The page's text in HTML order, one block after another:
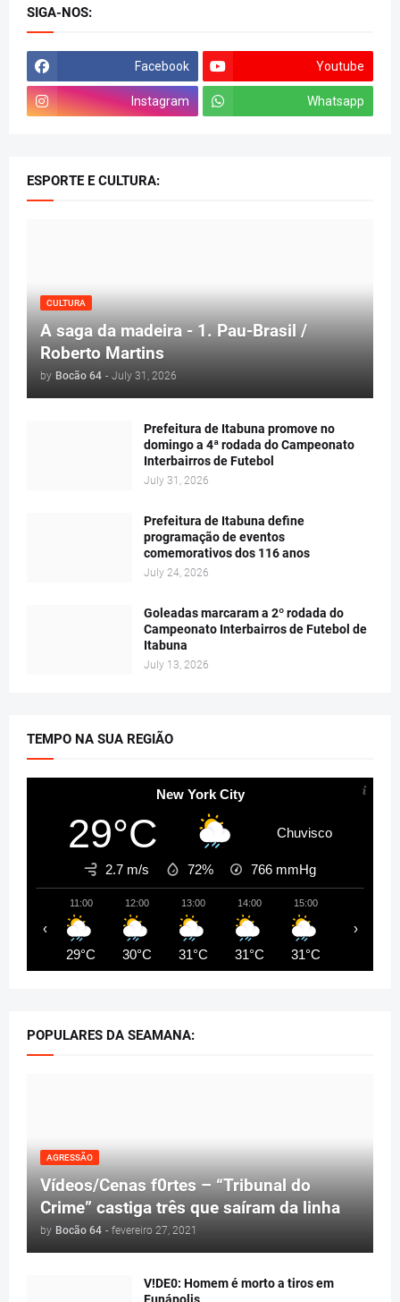
SIGA-NOS:
Facebook Youtube
Instagram Whatsapp
ESPORTE E CULTURA:
CULTURA
A saga da madeira - 1. Pau-Brasil /
Roberto Martins
by Bocão 64 - July 31, 2026
Prefeitura de Itabuna promove no
domingo a 4ª rodada do Campeonato
Interbairros de Futebol
July 31, 2026
Prefeitura de Itabuna define
programação de eventos
comemorativos dos 116 anos
July 24, 2026
Goleadas marcaram a 2º rodada do
Campeonato Interbairros de Futebol de
Itabuna
July 13, 2026
TEMPO NA SUA REGIÃO
New York City
29°C Chuvisco
2.7 m/s 72% 766 mmHg
11:00
29°C
12:00
30°C
13:00
31°C
14:00
31°C
15:00
31°C
‹ ›
POPULARES DA SEAMANA:
AGRESSÃO
Vídeos/Cenas f0rtes – “Tribunal do
Crime” castiga três que saíram da linha
by Bocão 64 - fevereiro 27, 2021
V!DE0: Homem é morto a tiros em